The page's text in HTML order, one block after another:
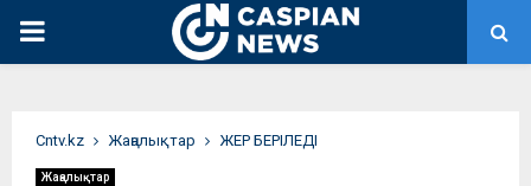
PRIMARY
Сntv.kz Жаңалықтар ЖЕР БЕРІЛЕДІ
Жаңалықтар